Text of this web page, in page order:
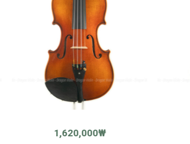
1,620,000₩